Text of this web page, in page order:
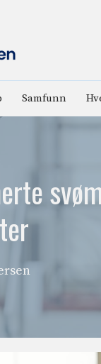
Samfunn